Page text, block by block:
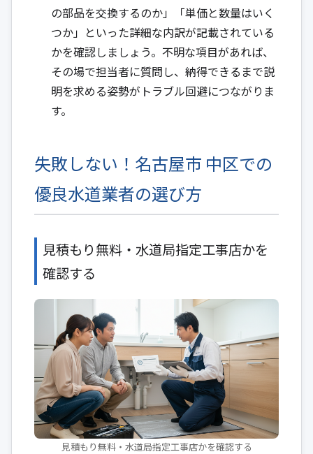
の部品を交換するのか」「単価と数量はいく
つか」といった詳細な内訳が記載されている
かを確認しましょう。不明な項目があれば、
その場で担当者に質問し、納得できるまで説
明を求める姿勢がトラブル回避につながりま
す。
失敗しない！名古屋市 中区での
優良水道業者の選び方
見積もり無料・水道局指定工事店かを
確認する
見積もり無料・水道局指定工事店かを確認する